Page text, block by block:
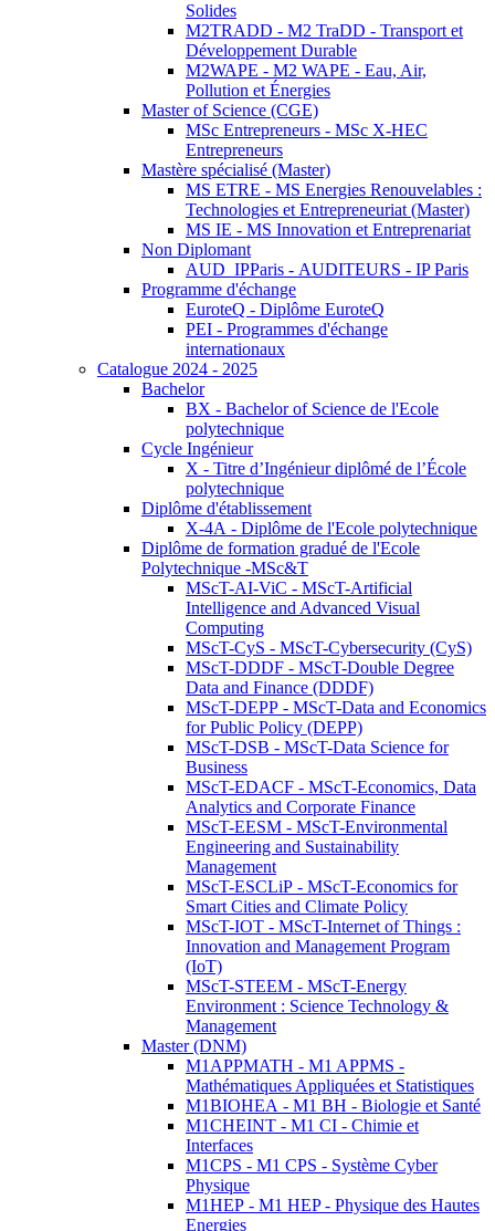
Solides
M2TRADD - M2 TraDD - Transport et
Développement Durable
M2WAPE - M2 WAPE - Eau, Air,
Pollution et Énergies
Master of Science (CGE)
MSc Entrepreneurs - MSc X-HEC
Entrepreneurs
Mastère spécialisé (Master)
MS ETRE - MS Energies Renouvelables :
Technologies et Entrepreneuriat (Master)
MS IE - MS Innovation et Entreprenariat
Non Diplomant
AUD_IPParis - AUDITEURS - IP Paris
Programme d'échange
EuroteQ - Diplôme EuroteQ
PEI - Programmes d'échange
internationaux
Catalogue 2024 - 2025
Bachelor
BX - Bachelor of Science de l'Ecole
polytechnique
Cycle Ingénieur
X - Titre d’Ingénieur diplômé de l’École
polytechnique
Diplôme d'établissement
X-4A - Diplôme de l'Ecole polytechnique
Diplôme de formation gradué de l'Ecole
Polytechnique -MSc&T
MScT-AI-ViC - MScT-Artificial
Intelligence and Advanced Visual
Computing
MScT-CyS - MScT-Cybersecurity (CyS)
MScT-DDDF - MScT-Double Degree
Data and Finance (DDDF)
MScT-DEPP - MScT-Data and Economics
for Public Policy (DEPP)
MScT-DSB - MScT-Data Science for
Business
MScT-EDACF - MScT-Economics, Data
Analytics and Corporate Finance
MScT-EESM - MScT-Environmental
Engineering and Sustainability
Management
MScT-ESCLiP - MScT-Economics for
Smart Cities and Climate Policy
MScT-IOT - MScT-Internet of Things :
Innovation and Management Program
(IoT)
MScT-STEEM - MScT-Energy
Environment : Science Technology &
Management
Master (DNM)
M1APPMATH - M1 APPMS -
Mathématiques Appliquées et Statistiques
M1BIOHEA - M1 BH - Biologie et Santé
M1CHEINT - M1 CI - Chimie et
Interfaces
M1CPS - M1 CPS - Système Cyber
Physique
M1HEP - M1 HEP - Physique des Hautes
Energies